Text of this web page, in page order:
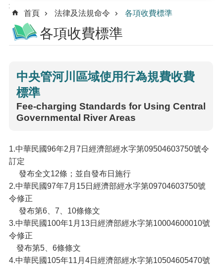
令
行
政
合
查
相
法
規
站
:::
首頁 法律及法規命令 各項收費標準
各項收費標準
中央管河川區域使用行為規費收費
標準
Fee-charging Standards for Using Central
Governmental River Areas
1.中華民國96年2 月 7 日經濟部經水字第09504603750號令
訂定
發布全文12條；並自發布日施行
2.中華民國97年7 月 15日經濟部經水字第09704603750號
令修正
發布第6 7 10條條文
3.中華民國 100年1 月 13日經濟部經水字第10004600010號
令修正
發布第5 6條條文
4.中華民國 105年11 月 4日經濟部經水字第10504605470號